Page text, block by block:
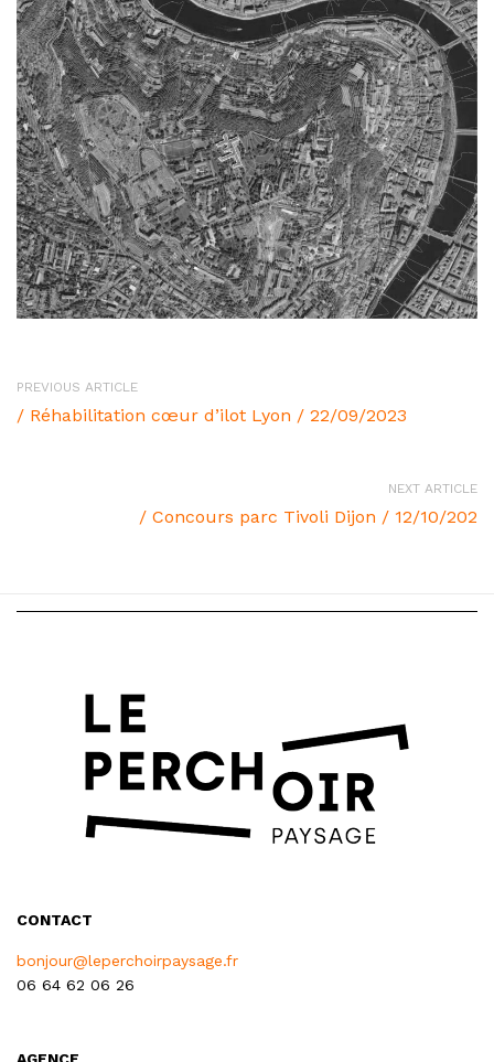
PREVIOUS ARTICLE
/ Réhabilitation cœur d’ilot Lyon / 22/09/2023
NEXT ARTICLE
/ Concours parc Tivoli Dijon / 12/10/202
CONTACT
bonjour@leperchoirpaysage.fr
06 64 62 06 26
AGENCE